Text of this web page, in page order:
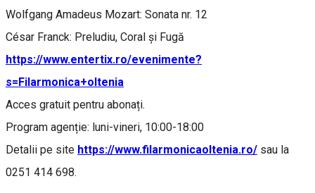
Wolfgang Amadeus Mozart: Sonata nr. 12
César Franck: Preludiu, Coral și Fugă
https://www.entertix.ro/evenimente?
s=Filarmonica+oltenia
Acces gratuit pentru abonați.
Program agenție: luni-vineri, 10:00-18:00
Detalii pe site https://www.filarmonicaoltenia.ro/ sau la
0251 414 698.